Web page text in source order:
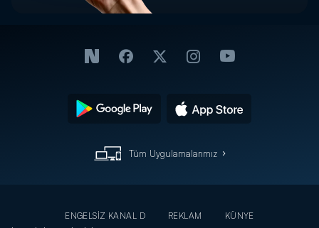
Tüm Uygulamalarımız
ENGELSİZ KANAL D REKLAM
KÜNYE